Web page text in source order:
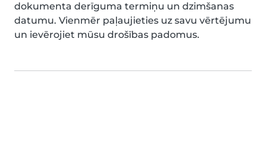
dokumenta derīguma termiņu un dzimšanas
datumu. Vienmēr paļaujieties uz savu vērtējumu
un ievērojiet mūsu drošības padomus.